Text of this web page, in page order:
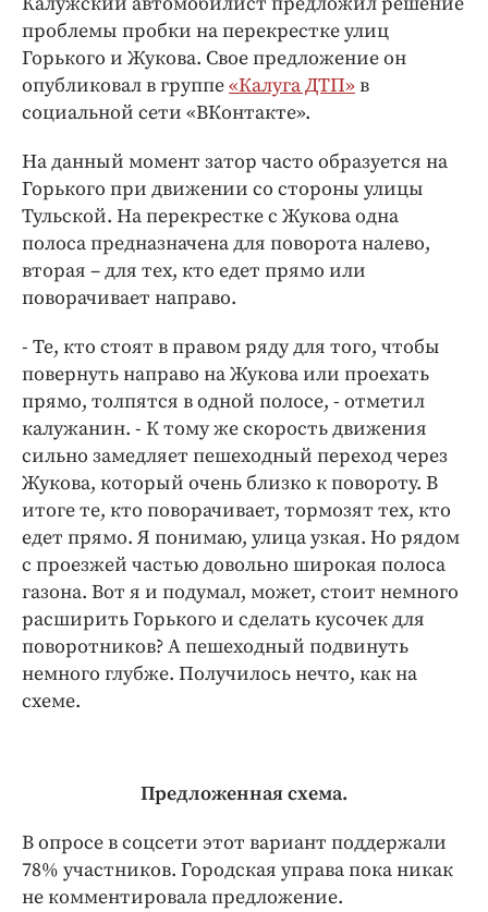
Блоги
Издания
Медиаперсона
Клиника года
Бренд года
Работодатель года
проблемы пробки на перекрестке улиц
Горького и Жукова. Свое предложение он
опубликовал в группе«Калуга ДТП»в
социальной сети «ВКонтакте».
На данный момент затор часто образуется на
Горького при движении со стороны улицы
Тульской. На перекрестке с Жукова одна
полоса предназначена для поворота налево,
вторая – для тех, кто едет прямо или
поворачивает направо.
- Те, кто стоят в правом ряду для того, чтобы
повернуть направо на Жукова или проехать
прямо, толпятся в одной полосе, - отметил
калужанин. - К тому же скорость движения
сильно замедляет пешеходный переход через
Жукова, который очень близко к повороту. В
итоге те, кто поворачивает, тормозят тех, кто
едет прямо. Я понимаю, улица узкая. Но рядом
с проезжей частью довольно широкая полоса
газона. Вот я и подумал, может, стоит немного
расширить Горького и сделать кусочек для
поворотников? А пешеходный подвинуть
немного глубже. Получилось нечто, как на
схеме.
Предложенная схема.
В опросе в соцсети этот вариант поддержали
78% участников. Городская управа пока никак
не комментировала предложение.